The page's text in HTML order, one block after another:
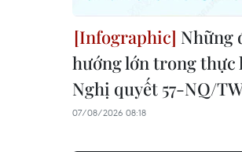
Những
hướng lớn trong thực
Nghị quyết 57-NQ/
07/08/2026 08:18